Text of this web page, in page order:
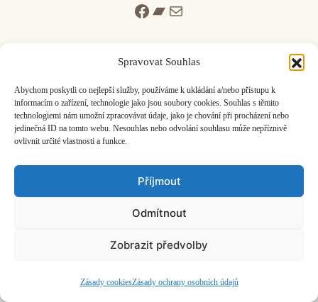
Spravovat Souhlas
Abychom poskytli co nejlepší služby, používáme k ukládání a/nebo přístupu k
informacím o zařízení, technologie jako jsou soubory cookies. Souhlas s těmito
technologiemi nám umožní zpracovávat údaje, jako je chování při procházení nebo
jedinečná ID na tomto webu. Nesouhlas nebo odvolání souhlasu může nepříznivě
ovlivnit určité vlastnosti a funkce.
Příjmout
Odmítnout
Zobrazit předvolby
Zásady cookiesZásady ochrany osobních údajů
Facebook
Bandcamp
Mail
ČASOPIS O JINÉ HUDBĚ | vydáváHudební informační středisko
založeno 2001 | Kontaktujte nás: info@hisvoice.cz
©2026 HISvoice – design a admin
Atelier Dokument